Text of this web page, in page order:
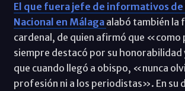
El que fuera jefe de informativos de
Nacional en Málaga alabó también la
cardenal, de quien afirmó que «como
siempre destacó por su
que cuando llegó a obispo, «nunca
profesión ni a los periodistas». En su